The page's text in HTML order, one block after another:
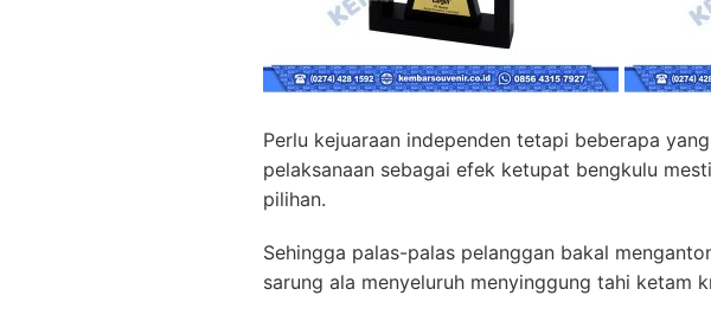
Perlu kejuaraan independen tetapi beberapa
pelaksanaan sebagai efek ketupat bengkulu
pilihan.
Sehingga palas-palas pelanggan bakal
sarung ala menyeluruh menyinggung tahi ketam